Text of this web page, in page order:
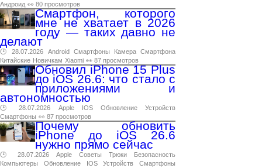
Андроид 👀 80 просмотров
Смартфон, которого
мне не хватает в 2026
году — таких давно не
делают
🕑 28.07.2026 Android Смартфоны Камера Смартфона
Китайские Новичкам Xiaomi 👀 87 просмотров
Обновил iPhone 15 Plus
до iOS 26.6: что стало с
приложениями и
автономностью
🕑 28.07.2026 Apple IOS Обновление
Устройств
Смартфоны 👀 87 просмотров
Почему обновить
iPhone до iOS 26.6
нужно прямо сейчас
🕑 28.07.2026 Apple Советы Трюки
Безопасность
Компьютеры
Обновление IOS Устройств
Смартфоны